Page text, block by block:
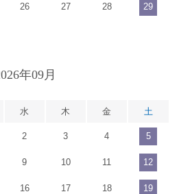
26 27 28 29
年09月
水 木 金 土
2 3 4 5
9 10 11 12
16 17 18 19